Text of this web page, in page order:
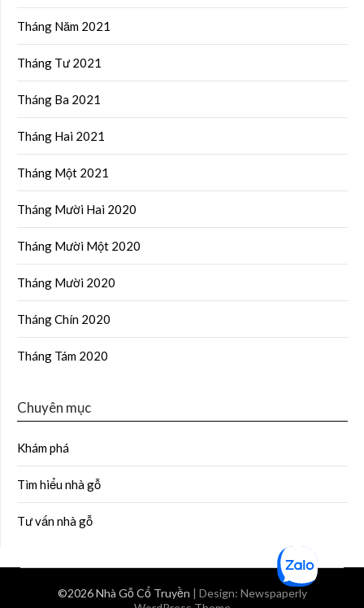
Tháng Năm 2021
Tháng Tư 2021
Tháng Ba 2021
Tháng Hai 2021
Tháng Một 2021
Tháng Mười Hai 2020
Tháng Mười Một 2020
Tháng Mười 2020
Tháng Chín 2020
Tháng Tám 2020
Chuyên mục
Khám phá
Tìm hiểu nhà gỗ
Tư vấn nhà gỗ
©2026 Nhà Gỗ Cổ Truyền | Design: Newspaperly